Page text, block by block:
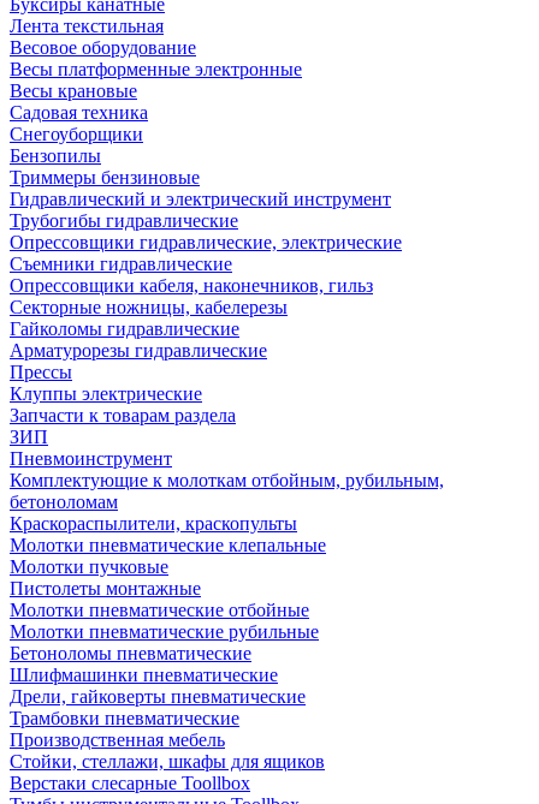
Буксиры канатные
Лента текстильная
Весовое оборудование
Весы платформенные электронные
Весы крановые
Садовая техника
Снегоуборщики
Бензопилы
Триммеры бензиновые
Гидравлический и электрический инструмент
Трубогибы гидравлические
Опрессовщики гидравлические, электрические
Съемники гидравлические
Опрессовщики кабеля, наконечников, гильз
Секторные ножницы, кабелерезы
Гайколомы гидравлические
Арматурорезы гидравлические
Прессы
Клуппы электрические
Запчасти к товарам раздела
ЗИП
Пневмоинструмент
Комплектующие к молоткам отбойным, рубильным,
бетоноломам
Краскораспылители, краскопульты
Молотки пневматические клепальные
Молотки пучковые
Пистолеты монтажные
Молотки пневматические отбойные
Молотки пневматические рубильные
Бетоноломы пневматические
Шлифмашинки пневматические
Дрели, гайковерты пневматические
Трамбовки пневматические
Производственная мебель
Стойки, стеллажи, шкафы для ящиков
Верстаки слесарные Toollbox